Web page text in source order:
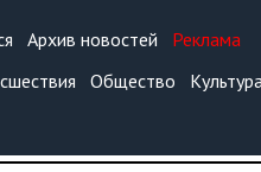
Архив новостей
Реклама
Общество